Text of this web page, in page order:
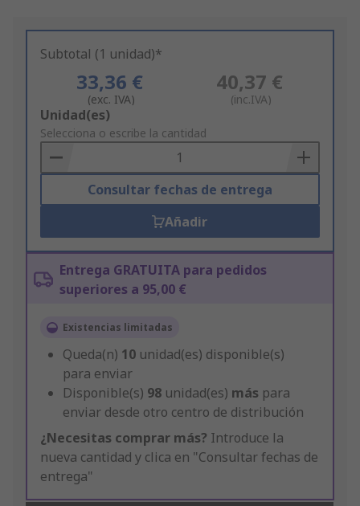
Subtotal (1 unidad)*
33,36 €
(exc. IVA)
40,37 €
(inc.IVA)
Add
to
Basket
Unidad(es)
Selecciona o escribe la cantidad
Consultar fechas de entrega
Añadir
Entrega GRATUITA para pedidos
superiores a 95,00 €
Existencias limitadas
Queda(n) 10 unidad(es) disponible(s)
para enviar
Disponible(s) 98 unidad(es) más para
enviar desde otro centro de distribución
¿Necesitas comprar más? Introduce la
nueva cantidad y clica en "Consultar fechas de
entrega"